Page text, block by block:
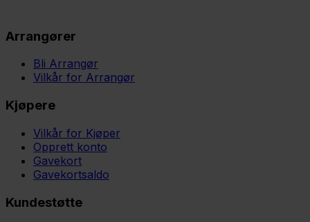
Arrangører
Bli Arrangør
Vilkår for Arrangør
Kjøpere
Vilkår for Kjøper
Opprett konto
Gavekort
Gavekortsaldo
Kundestøtte